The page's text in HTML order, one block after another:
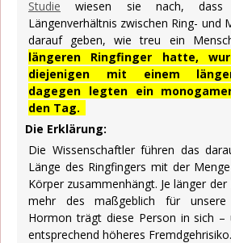
Studie wiesen sie nach, dass
Längenverhältnis zwischen Ring- und
darauf geben, wie treu ein
längeren Ringfinger hatte,
diejenigen mit einem
dagegen legten ein
den Tag.
Die Erklärung:
Die Wissenschaftler führen das
Länge des Ringfingers mit der
Körper zusammenhängt. Je länger
mehr des maßgeblich für unsere
Hormon trägt diese Person in sich –
entsprechend höheres Fremdgehrisiko.